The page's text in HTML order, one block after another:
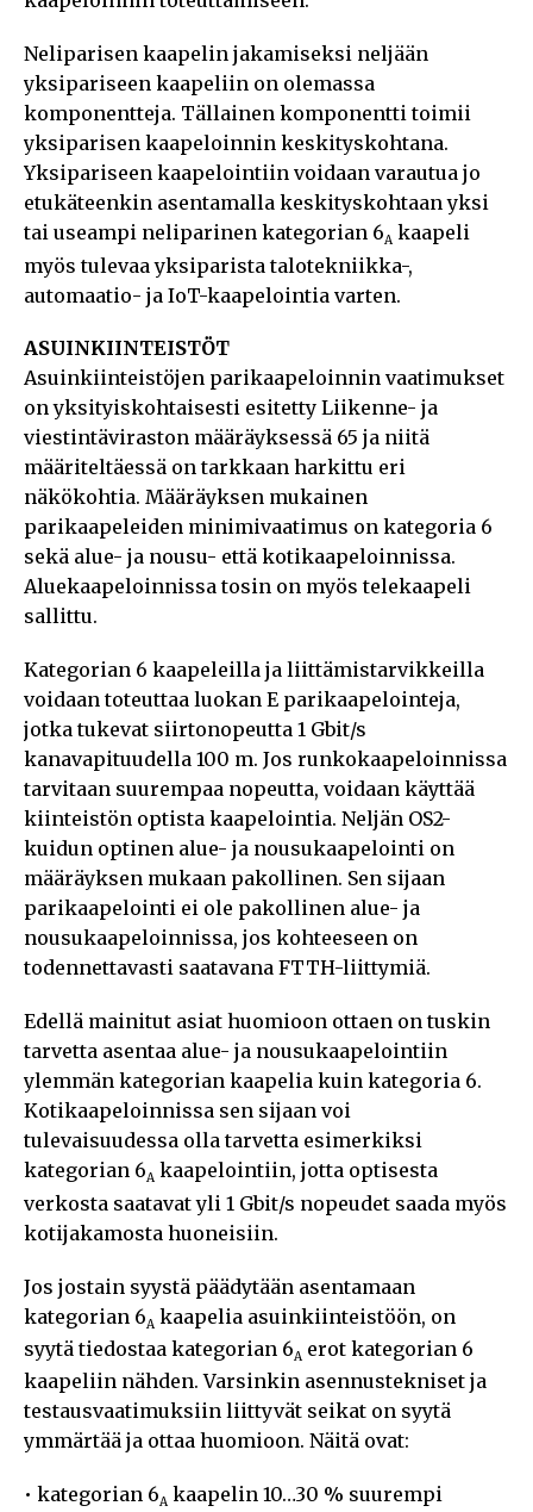
Neliparisen kaapelin jakamiseksi neljään
yksipariseen kaapeliin on olemassa
komponentteja. Tällainen komponentti toimii
yksiparisen kaapeloinnin keskityskohtana.
Yksipariseen kaapelointiin voidaan varautua jo
etukäteenkin asentamalla keskityskohtaan yksi
tai useampi neliparinen kategorian 6A kaapeli
myös tulevaa yksiparista talotekniikka-,
automaatio- ja IoT-kaapelointia varten.
ASUINKIINTEISTÖT
Asuinkiinteistöjen parikaapeloinnin vaatimukset
on yksityiskohtaisesti esitetty Liikenne- ja
viestintäviraston määräyksessä 65 ja niitä
määriteltäessä on tarkkaan harkittu eri
näkökohtia. Määräyksen mukainen
parikaapeleiden minimivaatimus on kategoria 6
sekä alue- ja nousu- että kotikaapeloinnissa.
Aluekaapeloinnissa tosin on myös telekaapeli
sallittu.
Kategorian 6 kaapeleilla ja liittämistarvikkeilla
voidaan toteuttaa luokan E parikaapelointeja,
jotka tukevat siirtonopeutta 1 Gbit/s
kanavapituudella 100 m. Jos runkokaapeloinnissa
tarvitaan suurempaa nopeutta, voidaan käyttää
kiinteistön optista kaapelointia. Neljän OS2-
kuidun optinen alue- ja nousukaapelointi on
määräyksen mukaan pakollinen. Sen sijaan
parikaapelointi ei ole pakollinen alue- ja
nousukaapeloinnissa, jos kohteeseen on
todennettavasti saatavana FTTH-liittymiä.
Edellä mainitut asiat huomioon ottaen on tuskin
tarvetta asentaa alue- ja nousukaapelointiin
ylemmän kategorian kaapelia kuin kategoria 6.
Kotikaapeloinnissa sen sijaan voi
tulevaisuudessa olla tarvetta esimerkiksi
kategorian 6A kaapelointiin, jotta optisesta
verkosta saatavat yli 1 Gbit/s nopeudet saada myös
kotijakamosta huoneisiin.
Jos jostain syystä päädytään asentamaan
kategorian 6A kaapelia asuinkiinteistöön, on
syytä tiedostaa kategorian 6A erot kategorian 6
kaapeliin nähden. Varsinkin asennustekniset ja
testausvaatimuksiin liittyvät seikat on syytä
ymmärtää ja ottaa huomioon. Näitä ovat:
• kategorian 6A kaapelin 10…30 % suurempi